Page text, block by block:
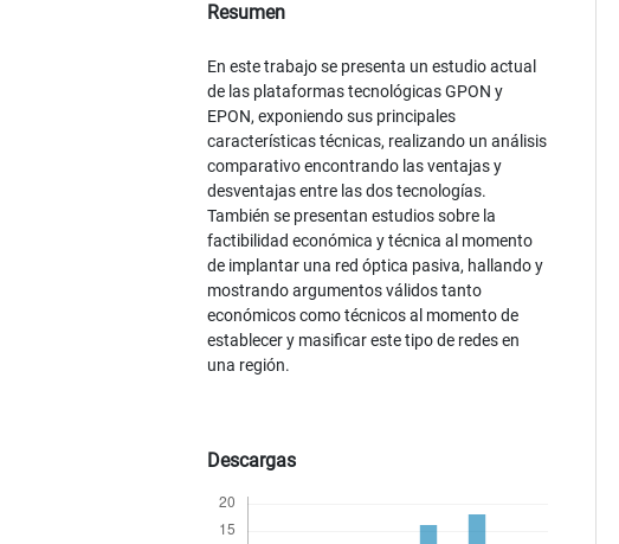
Resumen
En este trabajo se presenta un estudio actual
de las plataformas tecnológicas GPON y
EPON, exponiendo sus principales
características técnicas, realizando un análisis
comparativo encontrando las ventajas y
desventajas entre las dos tecnologías.
También se presentan estudios sobre la
factibilidad económica y técnica al momento
de implantar una red óptica pasiva, hallando y
mostrando argumentos válidos tanto
económicos como técnicos al momento de
establecer y masificar este tipo de redes en
una región.
Descargas